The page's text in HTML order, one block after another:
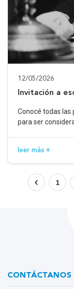
12/05/2026
Invitación a
Conocé todas las
para ser
leer más +
1
CONTÁCTANOS